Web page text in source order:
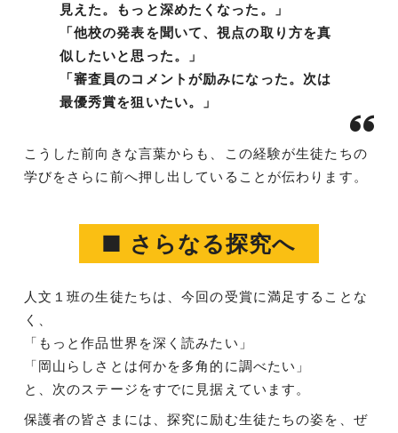
見えた。もっと深めたくなった。」
「他校の発表を聞いて、視点の取り方を真
似したいと思った。」
「審査員のコメントが励みになった。次は
最優秀賞を狙いたい。」
こうした前向きな言葉からも、この経験が生徒たちの
学びをさらに前へ押し出していることが伝わります。
■ さらなる探究へ
人文１班の生徒たちは、今回の受賞に満足することな
く、
「もっと作品世界を深く読みたい」
「岡山らしさとは何かを多角的に調べたい」
と、次のステージをすでに見据えています。
保護者の皆さまには、探究に励む生徒たちの姿を、ぜ